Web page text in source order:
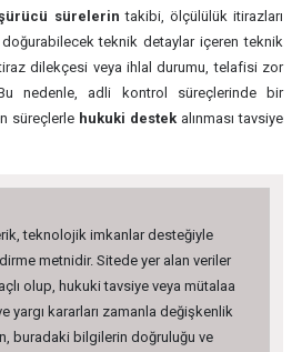
sürelerin takibi, ölçülülük itirazları
doğurabilecek teknik detaylar içeren teknik
dilekçesi veya ihlal durumu, telafisi zor
nedenle, adli kontrol süreçlerinde bir
süreçlerle hukuki destek alınması tavsiye
teknolojik imkanlar desteğiyle
metnidir. Sitede yer alan veriler
olup, hukuki tavsiye veya mütalaa
yargı kararları zamanla değişkenlik
buradaki bilgilerin doğruluğu ve